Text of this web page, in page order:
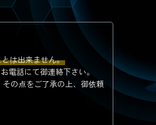
は出来ません。
電話にて御連絡下さい。
その点をご了承の上、御依頼